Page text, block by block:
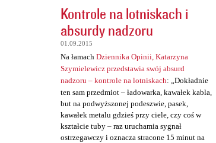
Kontrole na lotniskach i
absurdy nadzoru
01.09.2015
Na łamach Dziennika Opinii, Katarzyna
Szymielewicz przedstawia swój absurd
nadzoru – kontrole na lotniskach: „Dokładnie
ten sam przedmiot – ładowarka, kawałek kabla,
but na podwyższonej podeszwie, pasek,
kawałek metalu gdzieś przy ciele, czy coś w
kształcie tuby – raz uruchamia sygnał
ostrzegawczy i oznacza stracone 15 minut na